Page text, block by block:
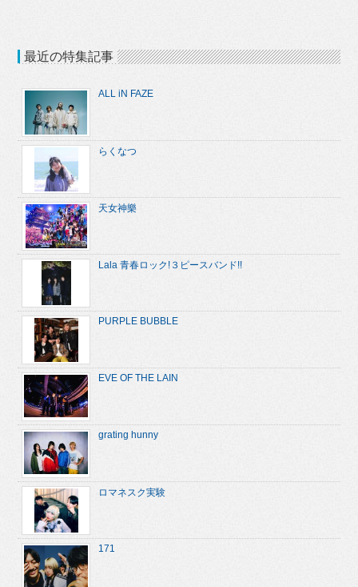
最近の特集記事
ALL iN FAZE
らくなつ
天女神樂
Lala 青春ロック!３ピースバンド!!
PURPLE BUBBLE
EVE OF THE LAIN
grating hunny
ロマネスク実験
171